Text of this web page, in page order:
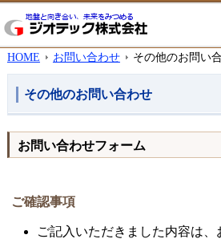
HOME お問い合わせ その他のお問い
その他のお問い合わせ
お問い合わせフォーム
ご確認事項
ご記入いただきました内容は、